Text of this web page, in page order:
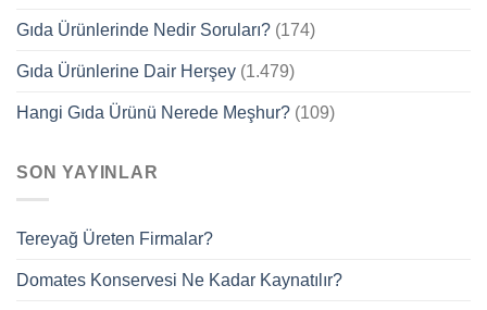
Gıda Ürünlerinde Nedir Soruları? (174)
Gıda Ürünlerine Dair Herşey (1.479)
Hangi Gıda Ürünü Nerede Meşhur? (109)
SON YAYINLAR
Tereyağ Üreten Firmalar?
Domates Konservesi Ne Kadar Kaynatılır?